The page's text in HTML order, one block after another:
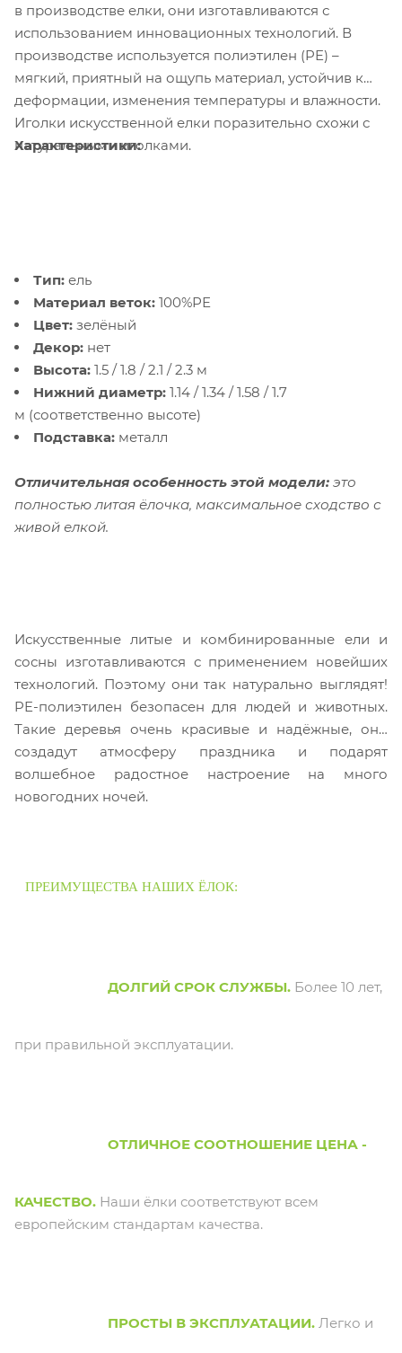
в производстве елки, они изготавливаются с
использованием инновационных технологий. В
производстве используется полиэтилен (PE) –
мягкий, приятный на ощупь материал, устойчив к
деформации, изменения температуры и влажности.
Иголки искусственной елки поразительно схожи с
натуральными иголками.
Характеристики:
Тип: ель
Материал веток: 100%РЕ
Цвет: зелёный
Декор: нет
Высота: 1.5 / 1.8 / 2.1 / 2.3 м
Нижний диаметр: 1.14 / 1.34 / 1.58 / 1.7
м (соответственно высоте)
Подставка: металл
Отличительная особенность этой модели: это
полностью литая ёлочка, максимальное сходство с
живой елкой.
Искусственные литые и комбинированные ели и
сосны изготавливаются с применением новейших
технологий. Поэтому они так натурально выглядят!
PE-полиэтилен безопасен для людей и животных.
Такие деревья очень красивые и надёжные, они
создадут атмосферу праздника и подарят
волшебное радостное настроение на много
новогодних ночей.
ПРЕИМУЩЕСТВА НАШИХ ЁЛОК:
ДОЛГИЙ СРОК СЛУЖБЫ. Более 10 лет,
при правильной эксплуатации.
ОТЛИЧНОЕ СООТНОШЕНИЕ ЦЕНА -
КАЧЕСТВО. Наши ёлки соответствуют всем
европейским стандартам качества.
ПРОСТЫ В ЭКСПЛУАТАЦИИ. Легко и